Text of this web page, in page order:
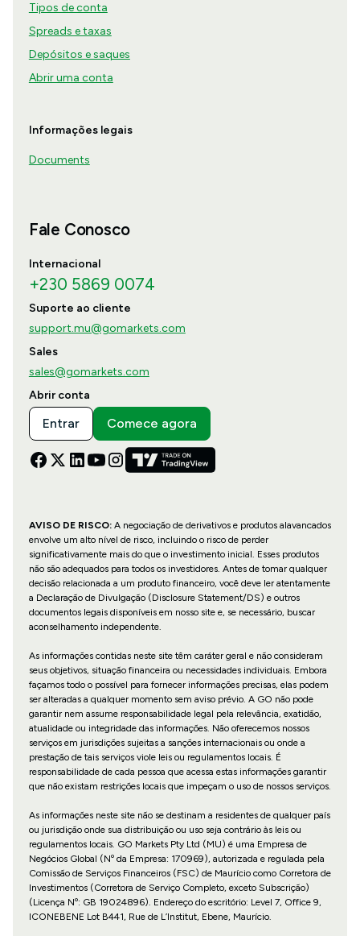
Tipos de conta
Spreads e taxas
Depósitos e saques
Abrir uma conta
Informações legais
Documents
Fale Conosco
Internacional
+230 5869 0074
Suporte ao cliente
support.mu@gomarkets.com
Sales
sales@gomarkets.com
Abrir conta
Entrar Comece agora
AVISO DE RISCO:A negociação de derivativos e produtos alavancados
envolve um alto nível de risco, incluindo o risco de perder
significativamente mais do que o investimento inicial. Esses produtos
não são adequados para todos os investidores. Antes de tomar qualquer
decisão relacionada a um produto financeiro, você deve ler atentamente
a Declaração de Divulgação (Disclosure Statement/DS) e outros
documentos legais disponíveis em nosso site e, se necessário, buscar
aconselhamento independente.
As informações contidas neste site têm caráter geral e não consideram
seus objetivos, situação financeira ou necessidades individuais. Embora
façamos todo o possível para fornecer informações precisas, elas podem
ser alteradas a qualquer momento sem aviso prévio. A GO não pode
garantir nem assume responsabilidade legal pela relevância, exatidão,
atualidade ou integridade das informações. Não oferecemos nossos
serviços em jurisdições sujeitas a sanções internacionais ou onde a
prestação de tais serviços viole leis ou regulamentos locais. É
responsabilidade de cada pessoa que acessa estas informações garantir
que não existam restrições locais que impeçam o uso de nossos serviços.
As informações neste site não se destinam a residentes de qualquer país
ou jurisdição onde sua distribuição ou uso seja contrário às leis ou
regulamentos locais. GO Markets Pty Ltd (MU) é uma Empresa de
Negócios Global (Nº da Empresa: 170969), autorizada e regulada pela
Comissão de Serviços Financeiros (FSC) de Maurício como Corretora de
Investimentos (Corretora de Serviço Completo, exceto Subscrição)
(Licença Nº: GB 19024896). Endereço do escritório: Level 7, Office 9,
ICONEBENE Lot B441, Rue de L’Institut, Ebene, Maurício.